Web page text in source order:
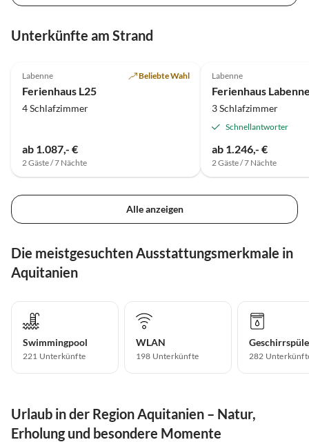
Unterkünfte am Strand
Labenne Beliebte Wahl
Ferienhaus L25
4 Schlafzimmer
ab 1.087,- €
2 Gäste / 7 Nächte
Labenne
3 Schlafzimmer
Schnellantworter
ab 1.246,- €
2 Gäste / 7 Nächte
Alle anzeigen
Die meistgesuchten Ausstattungsmerkmale in
Aquitanien
Swimmingpool
221 Unterkünfte
WLAN
198 Unterkünfte 282
Urlaub in der Region Aquitanien – Natur,
Erholung und besondere Momente